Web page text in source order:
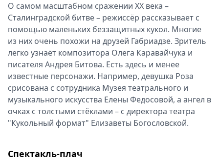
О самом масштабном сражении ХХ века –
Сталинградской битве – режиссёр рассказывает с
помощью маленьких беззащитных кукол. Многие
из них очень похожи на друзей Габриадзе. Зритель
легко узнаёт композитора Олега Каравайчука и
писателя Андрея Битова. Есть здесь и менее
известные персонажи. Например, девушка Роза
срисована с сотрудника Музея театрального и
музыкального искусства Елены Федосовой, а ангел в
очках с толстыми стёклами – с директора театра
"Кукольный формат" Елизаветы Богословской.
Спектакль-плач